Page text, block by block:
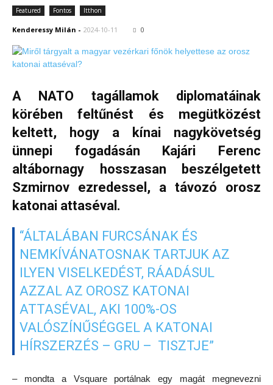
Featured Fontos Itthon
Kenderessy Milán - 2024-10-11 0
A NATO tagállamok diplomatáinak
körében feltűnést és megütközést
keltett, hogy a kínai nagykövetség
ünnepi fogadásán Kajári Ferenc
altábornagy hosszasan beszélgetett
Szmirnov ezredessel, a távozó orosz
katonai attaséval.
“ÁLTALÁBAN FURCSÁNAK ÉS
NEMKÍVÁNATOSNAK TARTJUK AZ
ILYEN VISELKEDÉST, RÁADÁSUL
AZZAL AZ OROSZ KATONAI
ATTASÉVAL, AKI 100%-OS
VALÓSZÍNŰSÉGGEL A KATONAI
HÍRSZERZÉS – GRU – TISZTJE”
– mondta a Vsquare portálnak egy magát megnevezni